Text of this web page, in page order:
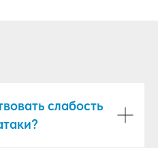
слабость